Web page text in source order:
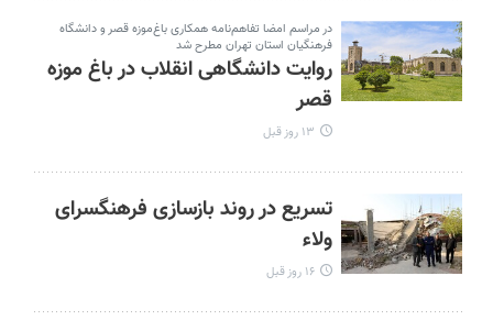
در مراسم امضا تفاهم‌نامه همکاری باغ‌موزه قصر و دانشگاه
فرهنگیان استان تهران مطرح شد
روایت دانشگاهی انقلاب در باغ موزه
قصر
۱۳ روز قبل
تسریع در روند بازسازی فرهنگسرای
ولاء
۱۶ روز قبل